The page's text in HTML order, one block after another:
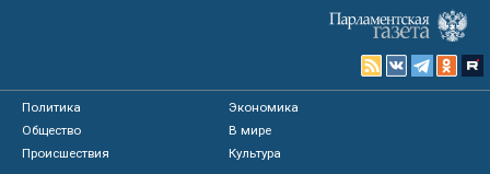
Политика
Экономика
Общество
В мире
Происшествия
Культура